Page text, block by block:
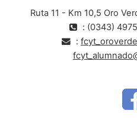
Ruta 11 - Km 10,5 Oro
: (0343)
: